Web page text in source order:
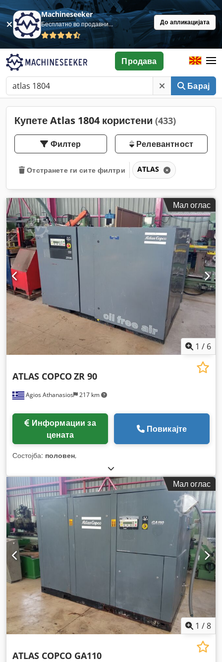
Machineseeker
Бесплатно во продавница До апликацијата
Барај
Продава
Купете Atlas 1804 користени (433)
Филтер Релевантност
Отстранете ги сите филтри ATLAS
Мал оглас
1 / 6
Agios Athanasios 217 km
ATLAS COPCOZR 90
цената
Повикајте
Состојба: половен,
Мал оглас
1 /8
ATLAS COPCO GA110